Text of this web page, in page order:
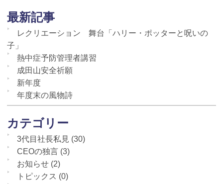
最新記事
レクリエーション 舞台「ハリー・ポッターと呪いの
子」
熱中症予防管理者講習
成田山安全祈願
新年度
年度末の風物詩
カテゴリー
3代目社長私見 (30)
CEOの独言 (3)
お知らせ (2)
トピックス (0)